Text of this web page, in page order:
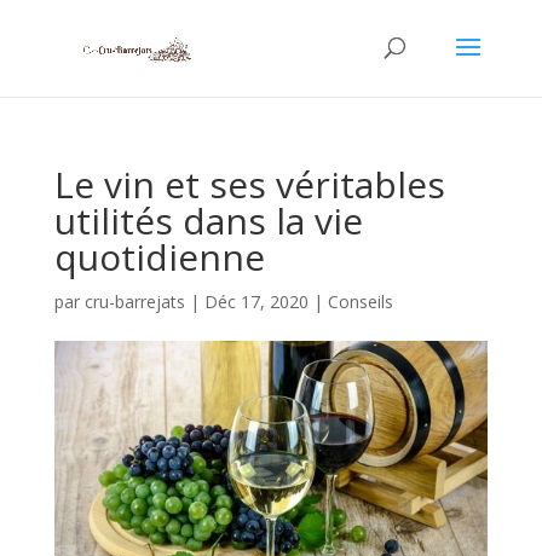
Le vin et ses véritables
utilités dans la vie
quotidienne
par cru-barrejats | Déc 17, 2020 | Conseils